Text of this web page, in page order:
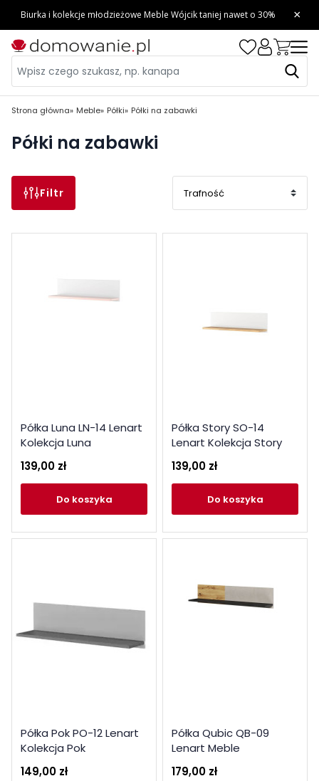
Strona główna Meble Półki Półki na zabawki
Półki na zabawki
Filtr
Półka Luna LN-14 Lenart
Kolekcja Luna
139,00 zł
do koszyka
Półka Story SO-14
Lenart Kolekcja Story
139,00 zł
do koszyka
Półka Pok PO-12 Lenart
Kolekcja Pok
149,00 zł
Półka Qubic QB-09
Lenart Meble
179,00 zł